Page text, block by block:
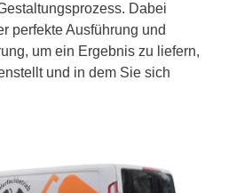
Dabei
perfekte Ausführung und
um ein Ergebnis zu liefern,
und in dem Sie sich